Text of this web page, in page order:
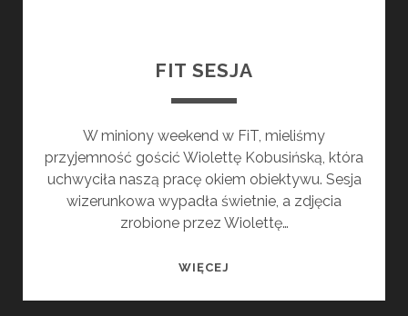
FIT SESJA
W miniony weekend w FiT, mieliśmy
przyjemność gościć Wiolettę Kobusińską, która
uchwyciła naszą pracę okiem obiektywu. Sesja
wizerunkowa wypadła świetnie, a zdjęcia
zrobione przez Wiolettę…
WIĘCEJ